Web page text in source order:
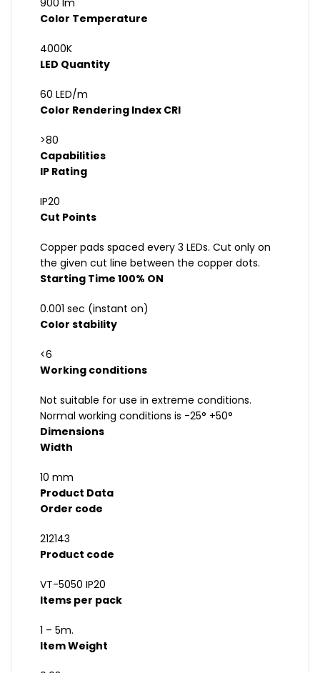
900 lm
Color Temperature
4000K
LED Quantity
60 LED/m
Color Rendering Index CRI
>80
Capabilities
IP Rating
IP20
Cut Points
Copper pads spaced every 3 LEDs. Cut only on
the given cut line between the copper dots.
Starting Time 100% ON
0.001 sec (instant on)
Color stability
<6
Working conditions
Not suitable for use in extreme conditions.
Normal working conditions is -25° +50°
Dimensions
Width
10 mm
Product Data
Order code
212143
Product code
VT-5050 IP20
Items per pack
1 – 5m.
Item Weight